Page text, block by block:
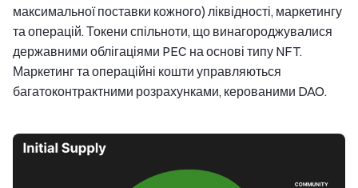
максимальної поставки кожного) ліквідності, маркетингу
та операцій. Токени спільноти, що винагороджувалися
державними облігаціями PEC на основі типу NFT.
Маркетинг та операційні кошти управляються
багатоконтрактними розрахунками, керованими DAO.